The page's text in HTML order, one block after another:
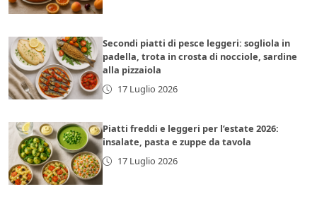
Secondi piatti di pesce leggeri: sogliola in
padella, trota in crosta di nocciole, sardine
alla pizzaiola
17 Luglio 2026
Piatti freddi e leggeri per l’estate 2026:
insalate, pasta e zuppe da tavola
17 Luglio 2026